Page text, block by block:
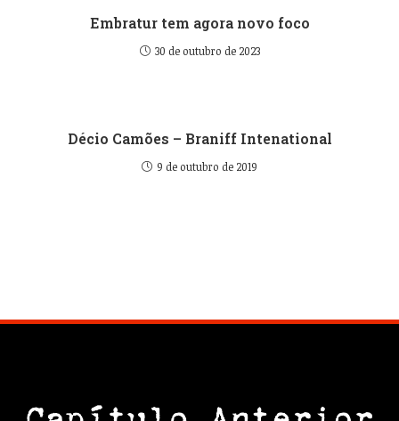
Embratur tem agora novo foco
30 de outubro de 2023
Décio Camões – Braniff Intenational
9 de outubro de 2019